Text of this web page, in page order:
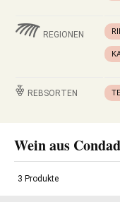
REGIONEN
REBSORTEN
Wein aus
3 Produkte